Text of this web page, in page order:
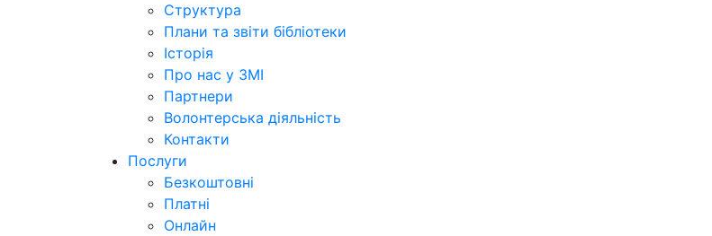
Структура
Плани та звіти бібліотеки
Історія
Про нас у ЗМІ
Партнери
Волонтерська діяльність
Контакти
Послуги
Безкоштовні
Платні
Онлайн